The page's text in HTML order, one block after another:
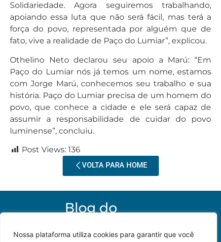
Nossa plataforma utiliza cookies para garantir que você
Solidariedade. Agora seguiremos trabalhando,
apoiando essa luta que não será fácil, mas terá a
força do povo, representada por alguém que de
fato, vive a realidade de Paço do Lumiar”, explicou.
Othelino Neto declarou seu apoio a Marú: “Em
Paço do Lumiar nós já temos um nome, estamos
com Jorge Marú, conhecemos seu trabalho e sua
história. Paço do Lumiar precisa de um homem do
povo, que conhece a cidade e ele será capaz de
assumir a responsabilidade de cuidar do povo
luminense”, concluiu.
Post Views: 136
VOLTA PARA HOME